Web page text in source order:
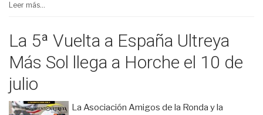
Leer más...
La 5ª Vuelta a España Ultreya
Más Sol llega a Horche el 10 de
julio
La Asociación Amigos de la Ronda y la